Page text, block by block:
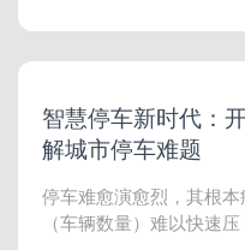
智慧停车新时代：
解城市停车难题
停车难愈演愈烈，其根
（车辆数量）难以快速压